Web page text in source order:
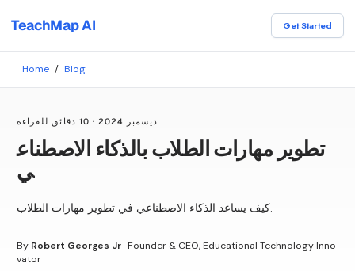
TeachMap AI Get Started
Home / Blog
ديسمبر 2024 · 10 دقائق للقراءة
تطوير مهارات الطلاب بالذكاء الاصطناع
ي
كيف يساعد الذكاء الاصطناعي في تطوير مهارات الطلاب.
By Robert Georges Jr·Founder & CEO, Educational Technology Inno
vator